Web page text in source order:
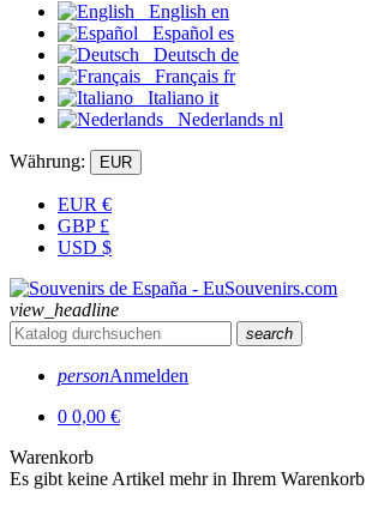
English en
Español es
Deutsch de
Français fr
Italiano it
Nederlands nl
Währung: EUR
EUR €
GBP £
USD $
view_headline
search
personAnmelden
0 0,00 €
Warenkorb
Es gibt keine Artikel mehr in Ihrem Warenkorb